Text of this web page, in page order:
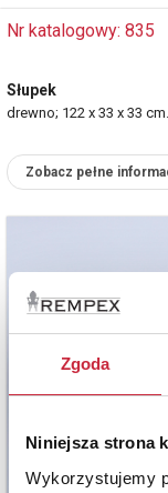
Zgoda
Niniejsza strona
Wykorzystujemy
Nr katalogowy: 835
Słupek
drewno; 122 x 33 x 33 cm.
Zobacz pełne